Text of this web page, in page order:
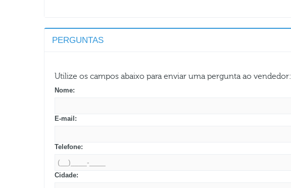
PERGUNTAS
Utilize os campos abaixo para enviar uma pergunta ao vendedor:
Nome:
E-mail:
Telefone:
Cidade: